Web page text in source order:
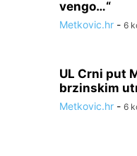
vengo…“
Metkovic.hr - 6
UL Crni put
brzinskim
Metkovic.hr - 6